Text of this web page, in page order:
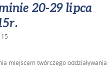
20-29 lipca
miejscem twórczego oddziaływania